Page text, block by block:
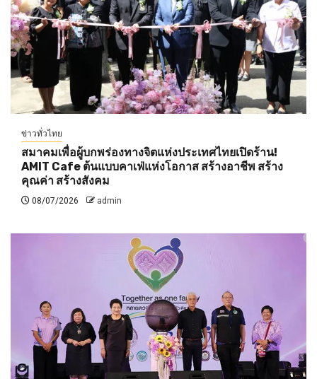
ข่าวทั่วไทย
สมาคมเพื่อผู้บกพร่องทางจิตแห่งประเทศไทยเปิดร้าน!
AMIT Cafe ต้นแบบคาเฟ่แห่งโอกาส สร้างอาชีพ สร้าง
คุณค่า สร้างสังคม
08/07/2026 admin